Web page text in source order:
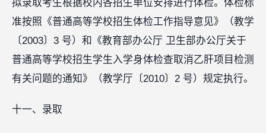
拟录取考生根据校内各招生单位安排进行体检。体检标
准按照《普通高等学校招生体检工作指导意见》（教学
〔2003〕3 号）和《教育部办公厅 卫生部办公厅关于
普通高等学校招生学生入学身体检查取消乙肝项目检测
有关问题的通知》（教学厅〔2010〕2 号）规定执行。
十一、录取